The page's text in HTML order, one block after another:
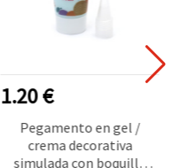
1.20 €
Pegamento en gel /
crema decorativa
simulada con boquilla